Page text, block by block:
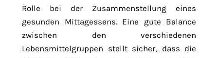
Rolle bei der Zusammenstellung eines
gesunden Mittagessens. Eine gute Balance
zwischen den verschiedenen
Lebensmittelgruppen stellt sicher, dass die